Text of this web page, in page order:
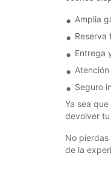
Amplia
Reserva
Entrega
Seguro
Ya sea
devolver
No
de la